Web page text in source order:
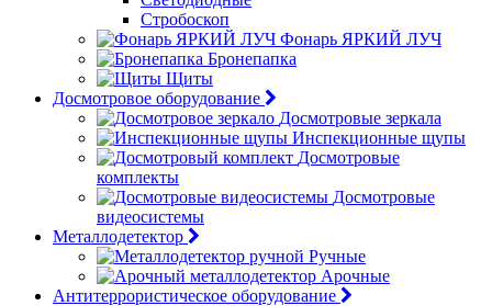
Стробоскоп
Фонарь ЯРКИЙ ЛУЧ
Бронепапка
Щиты
Досмотровое оборудование
Досмотровые зеркала
Инспекционные щупы
Досмотровые
комплекты
Досмотровые
видеосистемы
Металлодетектор
Ручные
Арочные
Антитеррористическое оборудование